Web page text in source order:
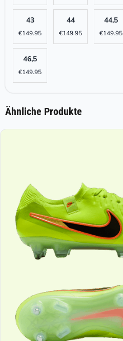
43
€149.95
44
€149.95
44,5
€149.95
46,5
€149.95
Ähnliche Produkte